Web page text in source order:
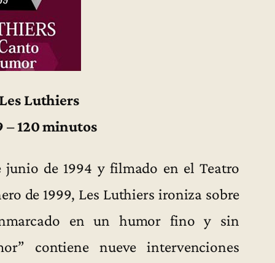
Luthiers
– 120 minutos
junio de 1994 y filmado en el Teatro
de 1999, Les Luthiers ironiza sobre
en un humor fino y sin
contiene nueve intervenciones